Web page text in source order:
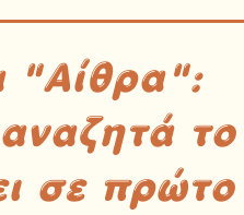
"Αίθρα":
σε